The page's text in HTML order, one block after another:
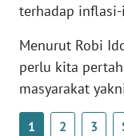
terhadap
Menurut Robi
perlu kita
masyarakat
1 2 3
WN
BABEL
WN
SUMBAR